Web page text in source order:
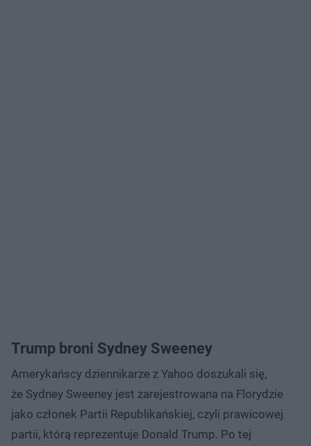
Trump broni Sydney Sweeney
Amerykańscy dziennikarze z Yahoo doszukali się,
że Sydney Sweeney jest zarejestrowana na Florydzie
jako członek Partii Republikańskiej, czyli prawicowej
partii, którą reprezentuje Donald Trump. Po tej